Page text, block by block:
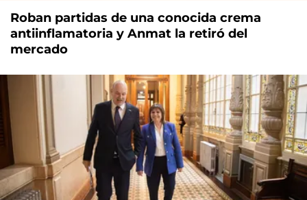
Roban partidas de una conocida crema
antiinflamatoria y Anmat la retiró del
mercado